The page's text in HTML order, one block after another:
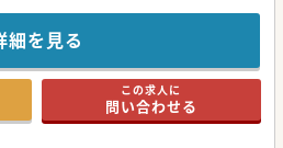
メの医療機関です。
り、アウトドアがお好きな先生に
が伴う場合は、病院近くの戸建て
）
いたい」という先生からのお問い
す。
細を見る
この求人に
問い合わせる